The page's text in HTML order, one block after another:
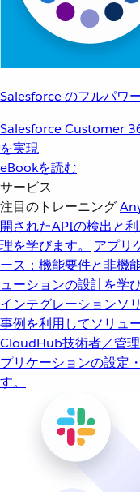
Salesforce のフルパワ
Salesforce Customer
を実現
eBookを読む
サービス
注目のトレーニング
開されたAPIの検出と
理を学びます。
アプリ
ース：機能要件と非機
ューションの設計を学び
インテグレーションソ
事例を利用してソリュ
CloudHub技術者／管
プリケーションの設定
す。